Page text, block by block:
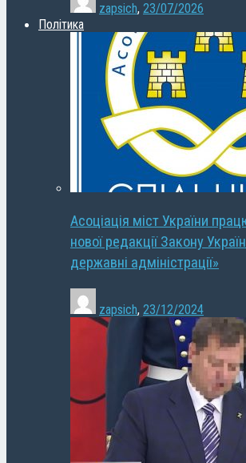
zapsich, 23/07/2026
Політика
Асоціація міст України
нової редакції Закону
державні адміністрації»
zapsich, 23/12/2024